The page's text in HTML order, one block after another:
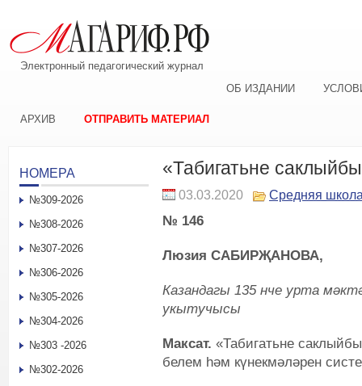
Электронный педагогический журнал
ОБ ИЗДАНИИ
АРХИВ ОТПРАВИТЬ МАТЕРИАЛ
«Табигатьне
03.03.2020 Средняя
№ 146
Люзия САБИРҖАНОВА,
Казандагы 135 нче урта
укытучысы
Максат. «Табигатьне
белем һәм күнекмәләрен
НОМЕРА
№309-2026
№308-2026
№307-2026
№306-2026
№305-2026
№304-2026
№303 -2026
№302-2026